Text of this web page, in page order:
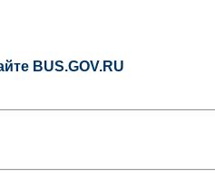
BUS.GOV.RU